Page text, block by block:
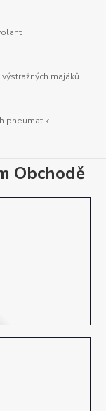
majáků
pneumatik
Obchodě